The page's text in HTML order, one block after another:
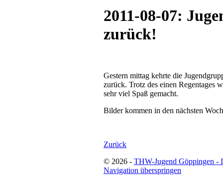
2011-08-07:
zurück!
Gestern mittag kehrte die
zurück. Trotz des einen Regentages
sehr viel Spaß gemacht.
Bilder kommen in den nächsten
Zurück
© 2026 - THW-Jugend Göppingen -
Navigation überspringen